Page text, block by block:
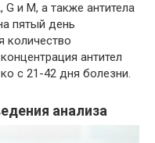
и M, а также антитела
пятый день
количество
антител
с 21-42 дня болезни.
анализа